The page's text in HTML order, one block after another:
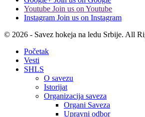
Youtube Join us on Youtube
Instagram Join us on Instagram
© 2026 - Savez hokeja na ledu Srbije. All
Početak
Vesti
SHLS
O savezu
Istorijat
Organizacija saveza
Organi Saveza
Upravni odbor